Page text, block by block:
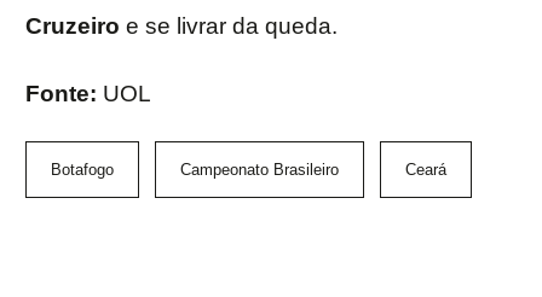
Cruzeiro e se livrar da queda.
Fonte: UOL
Botafogo Campeonato Brasileiro Ceará